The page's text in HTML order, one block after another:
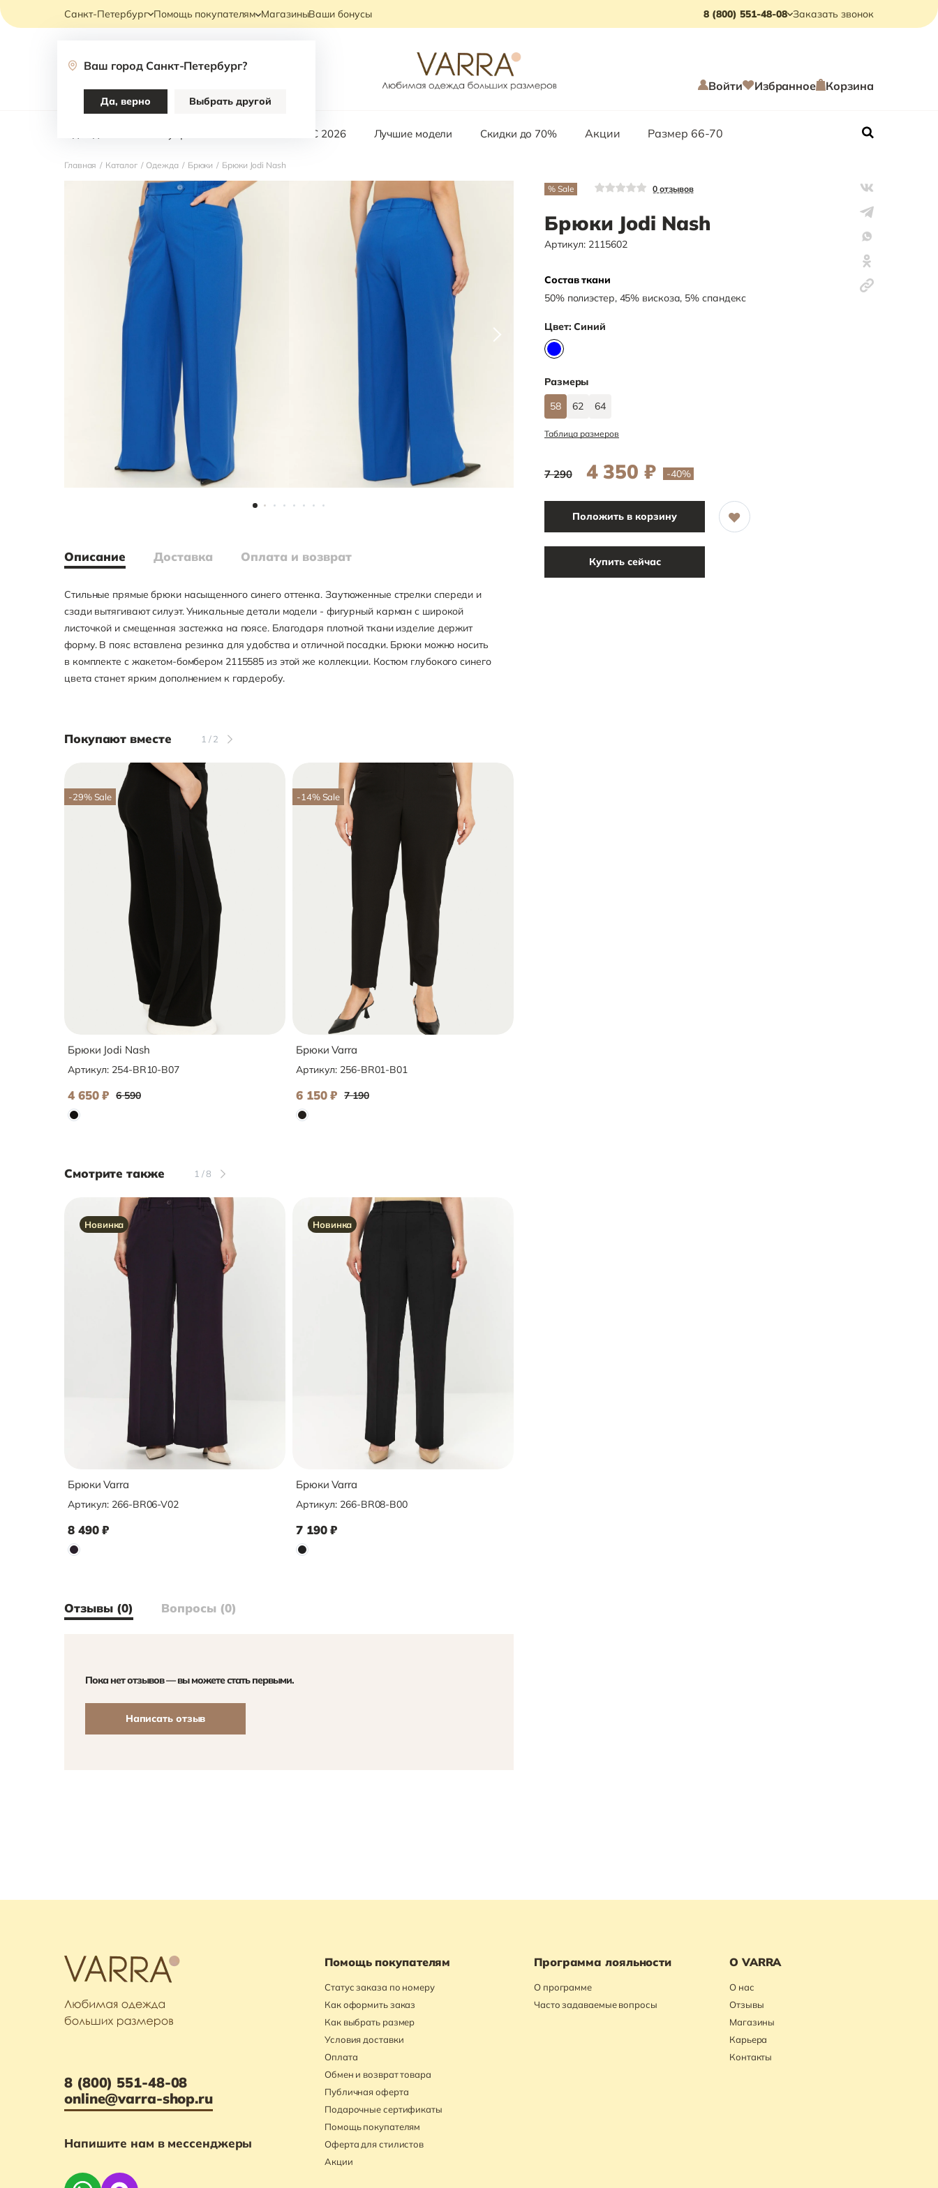
Санкт-Петербург
Ваш город Санкт-Петербург?
Да, верно Выбрать другой
Помощь покупателям МагазиныВаши бонусы 8 (800) 551-48-08 Заказать звонок
Каталог Войти Избранное Корзина
НОВИНКИ В ОФИС 2026 Лучшие модели Скидки до 70% Акции Размер 66-70
Главная / Каталог / Одежда / Брюки / Брюки Jodi Nash
Описание Доставка Оплата и возврат
Стильные прямые брюки насыщенного синего оттенка. Заутюженные стрелки спереди и
сзади вытягивают силуэт. Уникальные детали модели - фигурный карман с широкой
листочкой и смещенная застежка на поясе. Благодаря плотной ткани изделие держит
форму. В пояс вставлена резинка для удобства и отличной посадки. Брюки можно носить
в комплекте с жакетом-бомбером 2115585 из этой же коллекции. Костюм глубокого синего
цвета станет ярким дополнением к гардеробу.
Покупают вместе 1 /2
-29% Sale
Брюки Jodi Nash
Артикул: 254-BR10-B07
4 650₽ 6 590
-14% Sale
Брюки Varra
Артикул: 256-BR01-B01
6 150₽ 7 190
Смотрите также 1 /8
Новинка
Брюки Varra
Артикул: 266-BR06-V02
8 490₽
Новинка
Брюки Varra
Артикул: 266-BR08-B00
7 190₽
Отзывы (0) Вопросы (0)
Пока нет отзывов — вы можете стать первыми.
Написать отзыв
% Sale 0 отзывов
Брюки Jodi Nash
Артикул: 2115602
Состав ткани
50% полиэстер, 45% вискоза, 5%спандекс
Цвет:Синий
Размеры
58
62 64
Таблица размеров
7 290 4 350 ₽ -40%
Положить в корзину
Купить сейчас
8 (800) 551-48-08
online@varra-shop.ru
Напишите нам в мессенджеры
Помощь покупателям
Статус заказа по номеру
Как оформить заказ
Как выбрать размер
Условия доставки
Оплата
Обмен и возврат товара
Публичная оферта
Подарочные сертификаты
Помощь покупателям
Оферта для стилистов
Акции
Программа лояльности
О программе
Часто задаваемые вопросы
О VARRA
О нас
Отзывы
Магазины
Карьера
Контакты